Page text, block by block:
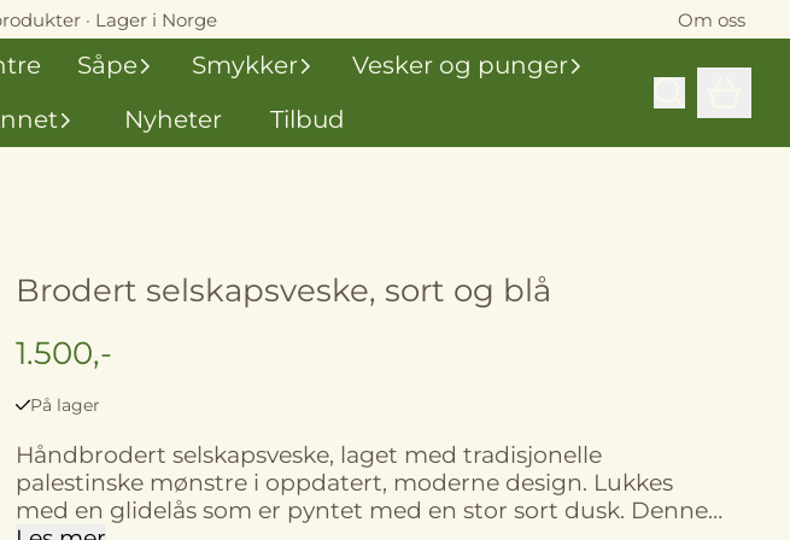
· Lager i Norge Om oss
Såpe Smykker
Vesker og punger
Nyheter Tilbud
Brodert selskapsveske, sort og blå
1.500,-
På lager
Håndbrodert selskapsveske, laget med tradisjonelle
palestinske mønstre i oppdatert, moderne design. Lukkes
med en glidelås som er pyntet med en stor sort dusk. Denne